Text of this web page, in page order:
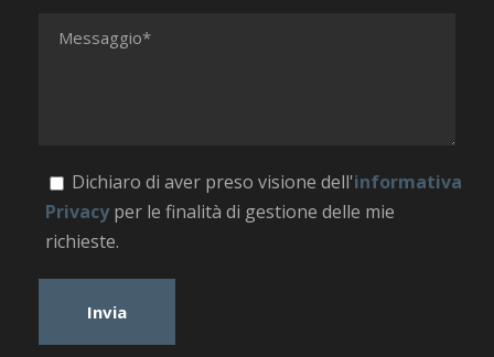
Dichiaro di aver preso visione dell'informativa
Privacyper le finalità di gestione delle mie
richieste.